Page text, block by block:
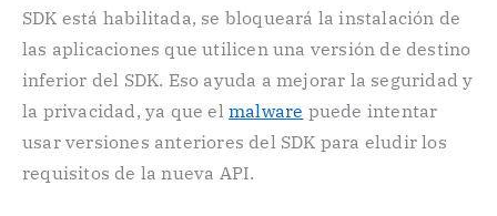
SDK está habilitada, se bloqueará la instalación de
las aplicaciones que utilicen una versión de destino
inferior del SDK. Eso ayuda a mejorar la seguridad y
la privacidad, ya que el malware puede intentar
usar versiones anteriores del SDK para eludir los
requisitos de la nueva API.